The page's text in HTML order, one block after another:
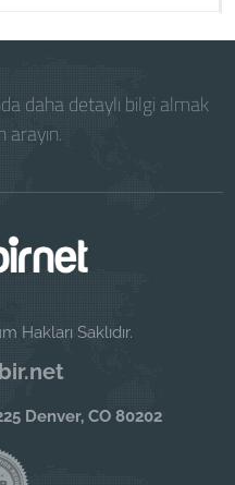
daha detaylı bilgi almak
arayın.
Hakları Saklıdır.
Denver, CO 80202